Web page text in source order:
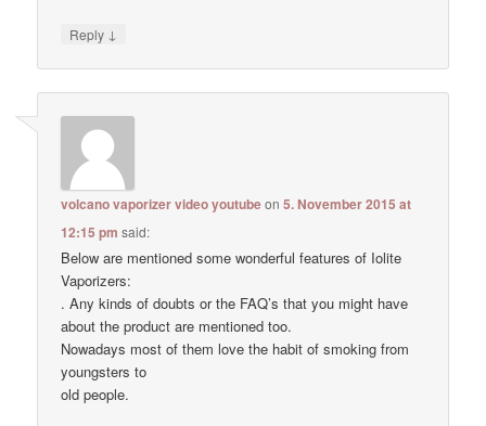
Reply ↓
volcano vaporizer video youtubeon5. November 2015 at
12:15 pm said:
Below are mentioned some wonderful features of Iolite
Vaporizers:
. Any kinds of doubts or the FAQ’s that you might have
about the product are mentioned too.
Nowadays most of them love the habit of smoking from
youngsters to
old people.